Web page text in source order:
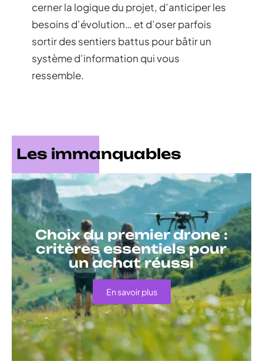
cerner la logique du projet, d’anticiper les
besoins d’évolution… et d’oser parfois
sortir des sentiers battus pour bâtir un
système d’information qui vous
ressemble.
Les immanquables
Choix du premier drone :
critères essentiels pour
un achat réussi
En savoir plus